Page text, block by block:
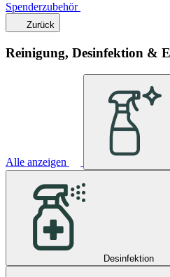
Spenderzubehör
Zurück
Reinigung, Desinfektion &
Alle anzeigen
Desinfektion